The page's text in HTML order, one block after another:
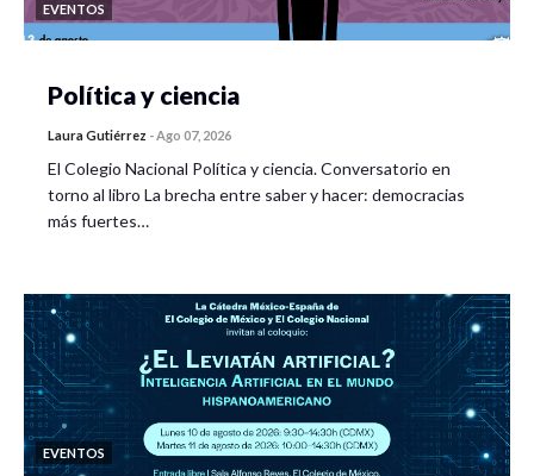
Rodrigo Tovar Cabañas – Consultor externo
EVENTOS
Política y ciencia
Laura Gutiérrez -Ago 07, 2026
El Colegio Nacional Política y ciencia. Conversatorio en
torno al libro La brecha entre saber y hacer: democracias
más fuertes…
EVENTOS